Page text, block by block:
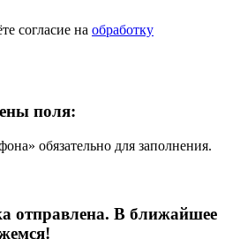
согласие на обработку
поля:
обязательно для заполнения.
отправлена. В ближайшее